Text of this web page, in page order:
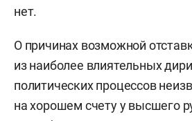
нет.
О причинах возможной
из наиболее влиятельных
политических процессов
на хорошем счету у высшего